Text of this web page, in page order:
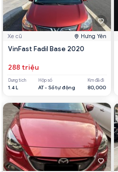
Xe cũ Hưng Yên
VinFast Fadil Base 2020
288 triệu
Dung tích
1.4 L
Hộp số
AT - Số tự động
Km đã đi
80,000